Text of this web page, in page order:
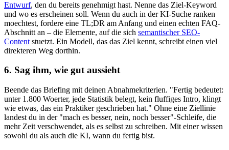
Entwurf, den du bereits genehmigt hast. Nenne das Ziel-Keyword
und wo es erscheinen soll. Wenn du auch in der KI-Suche ranken
moechtest, fordere eine TL;DR am Anfang und einen echten FAQ-
Abschnitt an – die Elemente, auf die sich semantischer SEO-
Content stuetzt. Ein Modell, das das Ziel kennt, schreibt einen viel
direkteren Weg dorthin.
6. Sag ihm, wie gut aussieht
Beende das Briefing mit deinen Abnahmekriterien. "Fertig bedeutet:
unter 1.800 Woerter, jede Statistik belegt, kein fluffiges Intro, klingt
wie etwas, das ein Praktiker geschrieben hat." Ohne eine Ziellinie
landest du in der "mach es besser, nein, noch besser"-Schleife, die
mehr Zeit verschwendet, als es selbst zu schreiben. Mit einer wissen
sowohl du als auch die KI, wann du fertig bist.